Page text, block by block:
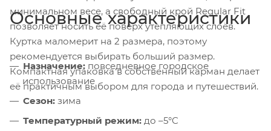
минимальном весе, а свободный крой Regular Fit
позволяет носить её поверх утепляющих слоёв.
Куртка маломерит на 2 размера, поэтому
рекомендуется выбирать больший размер.
Компактная упаковка в собственный карман делает
её практичным выбором для города и путешествий.
Основные характеристики
Назначение: повседневное городское
использование
Сезон: зима
Температурный режим: до –5°C